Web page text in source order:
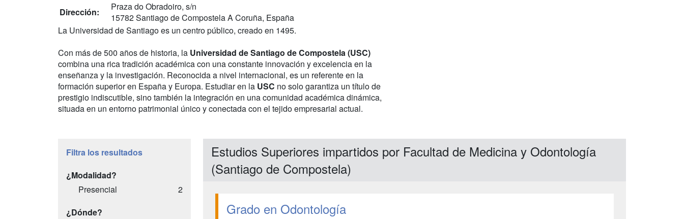
Dirección:
Praza do Obradoiro, s/n
15782 Santiago de Compostela A Coruña, España
La Universidad de Santiago es un centro público, creado en 1495.
Con más de 500 años de historia, la Universidad de Santiago de Compostela (USC)
combina una rica tradición académica con una constante innovación y excelencia en la
enseñanza y la investigación. Reconocida a nivel internacional, es un referente en la
formación superior en España y Europa. Estudiar en la USC no solo garantiza un título de
prestigio indiscutible, sino también la integración en una comunidad académica dinámica,
situada en un entorno patrimonial único y conectada con el tejido empresarial actual.
Filtra los resultados
¿Modalidad?
Presencial
2
¿Dónde?
Estudios Superiores impartidos por Facultad de Medicina y Odontología
(Santiago de Compostela)
Grado en Odontología